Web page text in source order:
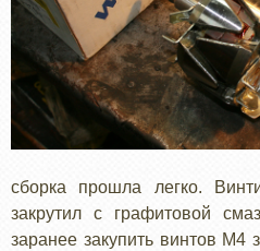
сборка прошла легко.
закрутил с графитовой
заранее закупить винтов М4